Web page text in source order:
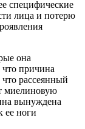
специфические
лица и потерю
она
причина
рассеянный
миелиновую
вынуждена
ее ноги